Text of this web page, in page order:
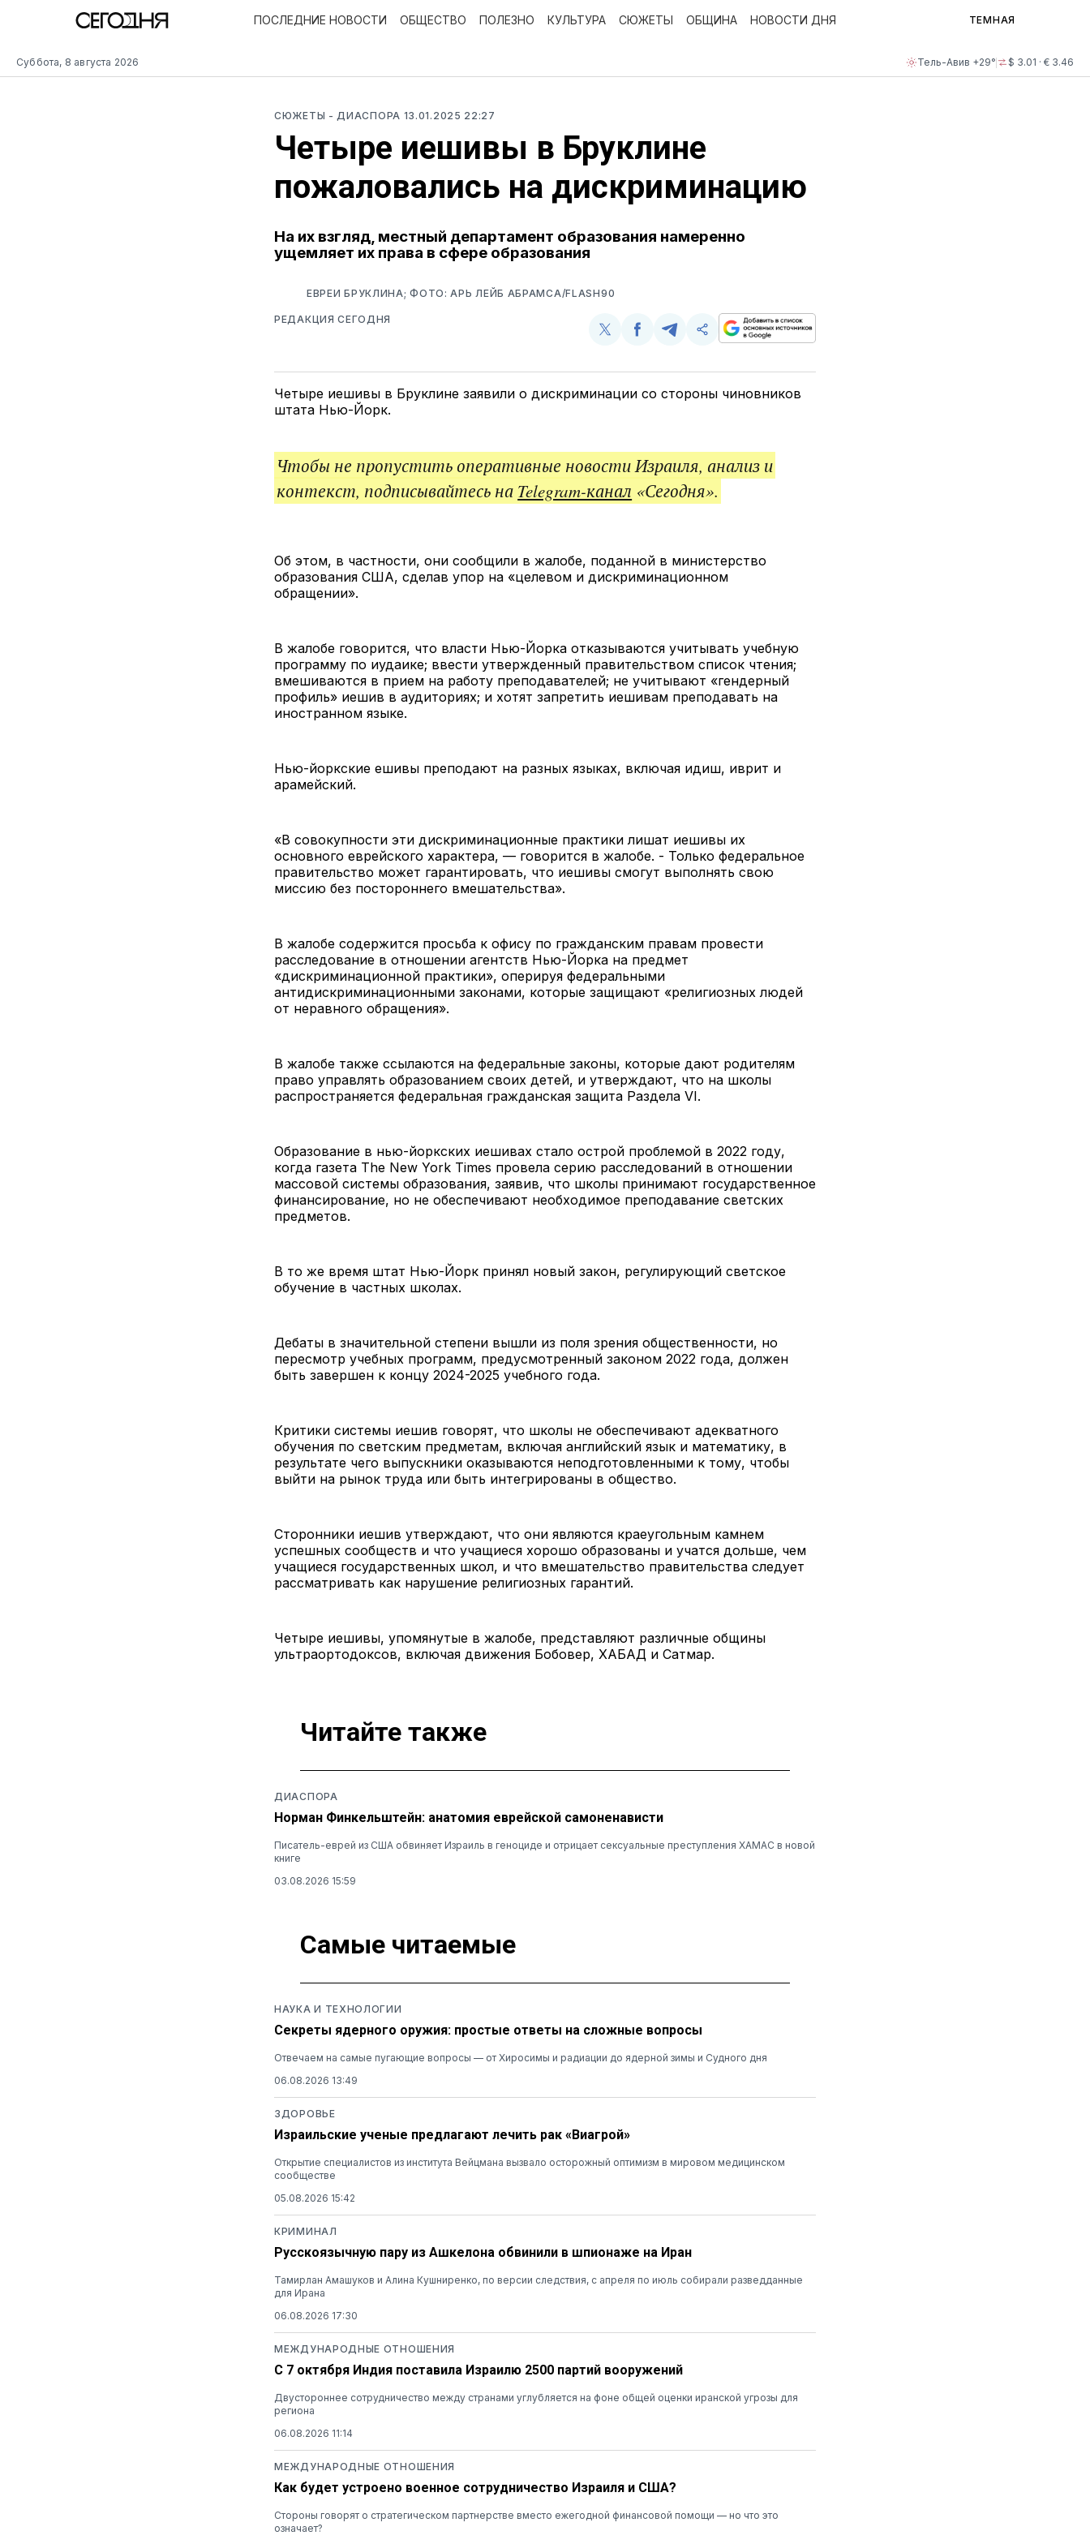
Суббота, 8 августа 2026 Тель-Авив +29° $ 3.01 · € 3.46
ПОСЛЕДНИЕ НОВОСТИ ОБЩЕСТВО ПОЛЕЗНО КУЛЬТУРА СЮЖЕТЫ ОБЩИНА НОВОСТИ ДНЯ ТЕМНАЯ
СЮЖЕТЫ - ДИАСПОРА 13.01.2025 22:27
Четыре иешивы в Бруклине
пожаловались на дискриминацию
На их взгляд, местный департамент образования намеренно
ущемляет их права в сфере образования
ЕВРЕИ БРУКЛИНА; ФОТО: АРЬ ЛЕЙБ АБРАМСА/FLASH90
РЕДАКЦИЯ СЕГОДНЯ
Поделиться
Twitter
Поделиться
Facebook
Поделиться
Telegram
Скопируйте
поделитесь
Четыре иешивы в Бруклине заявили о дискриминации со стороны чиновников
штата Нью-Йорк.
Чтобы не пропустить оперативные новости Израиля, анализ и
контекст, подписывайтесь на Telegram-канал «Сегодня».
Об этом, в частности, они сообщили в жалобе, поданной в министерство
образования США, сделав упор на «целевом и дискриминационном
обращении».
В жалобе говорится, что власти Нью-Йорка отказываются учитывать учебную
программу по иудаике; ввести утвержденный правительством список чтения;
вмешиваются в прием на работу преподавателей; не учитывают «гендерный
профиль» иешив в аудиториях; и хотят запретить иешивам преподавать на
иностранном языке.
Нью-йоркские ешивы преподают на разных языках, включая идиш, иврит и
арамейский.
«В совокупности эти дискриминационные практики лишат иешивы их
основного еврейского характера, — говорится в жалобе. - Только федеральное
правительство может гарантировать, что иешивы смогут выполнять свою
миссию без постороннего вмешательства».
В жалобе содержится просьба к офису по гражданским правам провести
расследование в отношении агентств Нью-Йорка на предмет
«дискриминационной практики», оперируя федеральными
антидискриминационными законами, которые защищают «религиозных людей
от неравного обращения».
В жалобе также ссылаются на федеральные законы, которые дают родителям
право управлять образованием своих детей, и утверждают, что на школы
распространяется федеральная гражданская защита Раздела VI.
Образование в нью-йоркских иешивах стало острой проблемой в 2022 году,
когда газета The New York Times провела серию расследований в отношении
массовой системы образования, заявив, что школы принимают государственное
финансирование, но не обеспечивают необходимое преподавание светских
предметов.
В то же время штат Нью-Йорк принял новый закон, регулирующий светское
обучение в частных школах.
Дебаты в значительной степени вышли из поля зрения общественности, но
пересмотр учебных программ, предусмотренный законом 2022 года, должен
быть завершен к концу 2024-2025 учебного года.
Критики системы иешив говорят, что школы не обеспечивают адекватного
обучения по светским предметам, включая английский язык и математику, в
результате чего выпускники оказываются неподготовленными к тому, чтобы
выйти на рынок труда или быть интегрированы в общество.
Сторонники иешив утверждают, что они являются краеугольным камнем
успешных сообществ и что учащиеся хорошо образованы и учатся дольше, чем
учащиеся государственных школ, и что вмешательство правительства следует
рассматривать как нарушение религиозных гарантий.
Четыре иешивы, упомянутые в жалобе, представляют различные общины
ультраортодоксов, включая движения Бобовер, ХАБАД и Сатмар.
Читайте также
ДИАСПОРА
Норман Финкельштейн: анатомия еврейской самоненависти
Писатель-еврей из США обвиняет Израиль в геноциде и отрицает сексуальные преступления ХАМАС в новой
книге
03.08.2026 15:59
Самые читаемые
НАУКА И ТЕХНОЛОГИИ
Секреты ядерного оружия: простые ответы на сложные вопросы
Отвечаем на самые пугающие вопросы — от Хиросимы и радиации до ядерной зимы и Судного дня
06.08.2026 13:49
ЗДОРОВЬЕ
Израильские ученые предлагают лечить рак «Виагрой»
Открытие специалистов из института Вейцмана вызвало осторожный оптимизм в мировом медицинском
сообществе
05.08.2026 15:42
КРИМИНАЛ
Русскоязычную пару из Ашкелона обвинили в шпионаже на Иран
Тамирлан Амашуков и Алина Кушниренко, по версии следствия, с апреля по июль собирали разведданные
для Ирана
06.08.2026 17:30
МЕЖДУНАРОДНЫЕ ОТНОШЕНИЯ
С 7 октября Индия поставила Израилю 2500 партий вооружений
Двустороннее сотрудничество между странами углубляется на фоне общей оценки иранской угрозы для
региона
06.08.2026 11:14
МЕЖДУНАРОДНЫЕ ОТНОШЕНИЯ
Как будет устроено военное сотрудничество Израиля и США?
Стороны говорят о стратегическом партнерстве вместо ежегодной финансовой помощи — но что это
означает?